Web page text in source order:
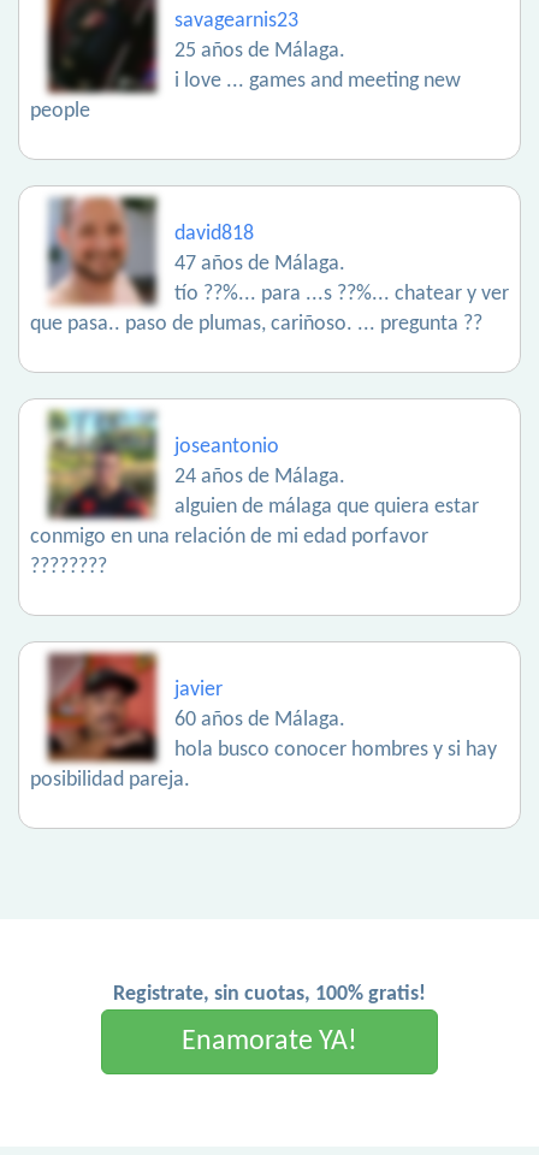
savagearnis23
25 años de Málaga.
i love ... games and meeting new
people
david818
47 años de Málaga.
tío ??%... para ...s ??%... chatear y ver
que pasa.. paso de plumas, cariñoso. ... pregunta ??
joseantonio
24 años de Málaga.
alguien de málaga que quiera estar
conmigo en una relación de mi edad porfavor
????????
javier
60 años de Málaga.
hola busco conocer hombres y si hay
posibilidad pareja.
Registrate, sin cuotas, 100% gratis!
Enamorate YA!